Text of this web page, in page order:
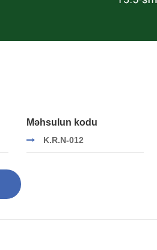
Məhsulun kodu
K.R.N-012